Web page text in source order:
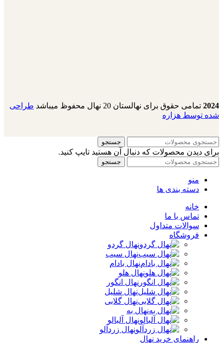
2024 تمامی حقوق برای نهالستان 20 نهال محفوظ میباشد
طراحی
شده توسط هزاره
جستجو
برای دیدن محصولات که دنبال آن هستید تایپ کنید.
جستجو
منو
دسته بندی ها
خانه
تماس با ما
سوالات متداول
فروشگاه
نهال گردو
نهال سیب
نهال بادام
نهال هلو
نهال انگور
نهال شلیل
نهال گلابی
نهال به
نهال آلبالو
نهال زردآلو
راهنمای خرید نهال